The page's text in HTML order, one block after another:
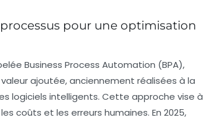
pour une optimisation
Business Process Automation (BPA),
ajoutée, anciennement réalisées à la
logiciels intelligents. Cette approche vise à
coûts et les erreurs humaines. En 2025,